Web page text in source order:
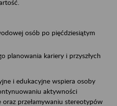
osób po pięćdziesiątym
planowania kariery i przyszłych
i edukacyjne wspiera osoby
aktywności
przełamywaniu stereotypów